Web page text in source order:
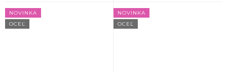
NOVINKA
OCEĽ
NOVINKA
OCEĽ